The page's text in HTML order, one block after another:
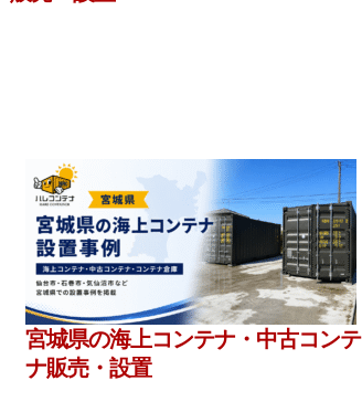
宮城県の海上コンテナ・中古コンテ
ナ販売・設置